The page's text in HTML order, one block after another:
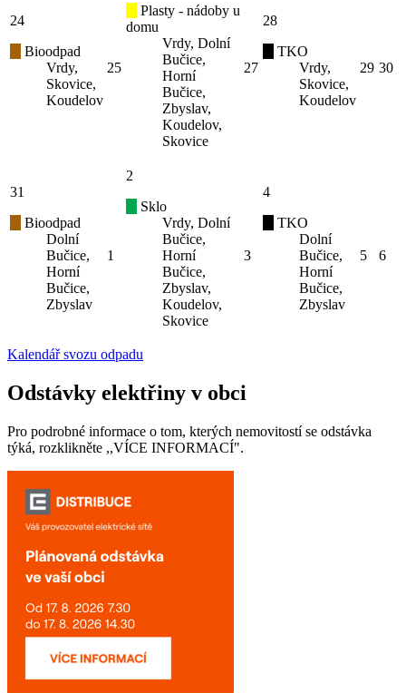
24
Bioodpad
Vrdy,
Skovice,
Koudelov
25
Plasty - nádoby u
domu
Vrdy, Dolní
Bučice,
Horní
Bučice,
Zbyslav,
Koudelov,
Skovice
27
28
TKO
Vrdy,
Skovice,
Koudelov
29 30
31
Bioodpad
Dolní
Bučice,
Horní
Bučice,
Zbyslav
1
2
Sklo
Vrdy, Dolní
Bučice,
Horní
Bučice,
Zbyslav,
Koudelov,
Skovice
3
4
TKO
Dolní
Bučice,
Horní
Bučice,
Zbyslav
5 6
Kalendář svozu odpadu
Odstávky elektřiny v obci
Pro podrobné informace o tom, kterých nemovitostí se odstávka
týká, rozklikněte ,,VÍCE INFORMACÍ".